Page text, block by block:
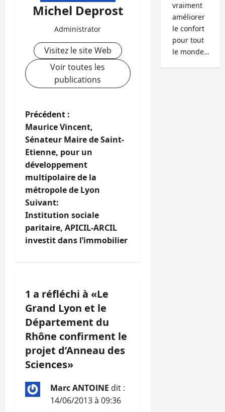
Michel Deprost
Administrator
Visitez le site Web
Voir toutes les
publications
N
a
v
i
g
a
t
o
n
d
’
a
r
Précédent :
Maurice Vincent,
Sénateur Maire de Saint-
Etienne, pour un
développement
multipolaire de la
métropole de Lyon
Suivant:
Institution sociale
paritaire, APICIL-ARCIL
investit dans l’immobilier
1 a réfléchi à «Le
Grand Lyon et le
Département du
Rhône confirment le
projet d’Anneau des
Sciences»
Marc ANTOINE dit :
14/06/2013 à 09:36
vraiment
améliorer
le confort
pour tout
le monde…